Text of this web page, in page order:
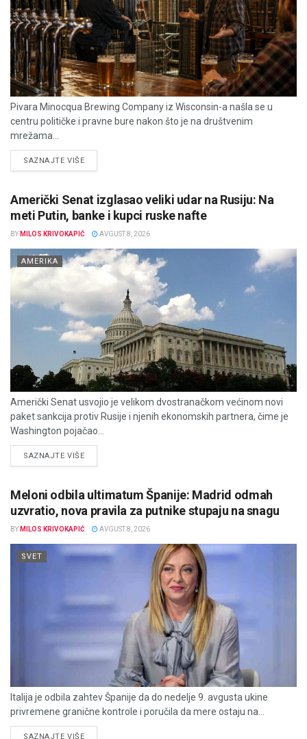
Pivara Minocqua Brewing Company iz Wisconsin-a našla se u
centru političke i pravne bure nakon što je na društvenim
mrežama...
SAZNAJTE VIŠEDETAILS
Američki Senat izglasao veliki udar na Rusiju: Na
meti Putin, banke i kupci ruske nafte
BY MILOS KRIVOKAPIĆ AVGUST 8, 2026
AMERIKA
Američki Senat usvojio je velikom dvostranačkom većinom novi
paket sankcija protiv Rusije i njenih ekonomskih partnera, čime je
Washington pojačao...
SAZNAJTE VIŠEDETAILS
Meloni odbila ultimatum Španije: Madrid odmah
uzvratio, nova pravila za putnike stupaju na snagu
BY MILOS KRIVOKAPIĆ AVGUST 8, 2026
SVET
Italija je odbila zahtev Španije da do nedelje 9. avgusta ukine
privremene granične kontrole i poručila da mere ostaju na...
SAZNAJTE VIŠEDETAILS